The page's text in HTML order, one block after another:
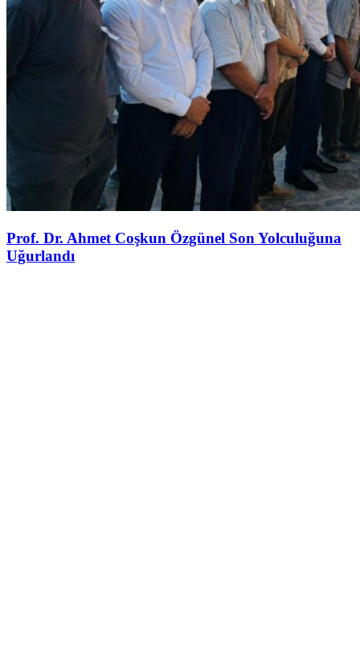
Prof. Dr. Ahmet Coşkun Özgünel Son Yolculuğuna
Uğurlandı